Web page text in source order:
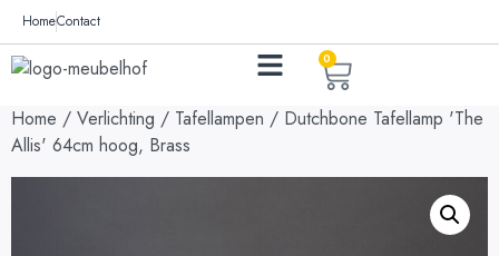
HomeContact
0
Home / Verlichting / Tafellampen / Dutchbone Tafellamp 'The
Allis' 64cm hoog, Brass